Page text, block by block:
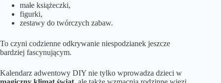
małe książeczki,
figurki,
zestawy do twórczych zabaw.
To czyni codzienne odkrywanie niespodzianek jeszcze
bardziej fascynującym.
Kalendarz adwentowy DIY nie tylko wprowadza dzieci w